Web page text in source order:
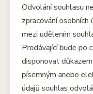
Odvolání souhlasu
zpracování
mezi udělením
Prodávající bude po
disponovat
písemným anebo
údajů souhlas